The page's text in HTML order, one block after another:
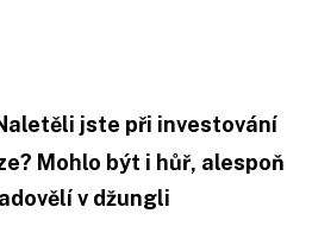
jste při investování
Mohlo být i hůř, alespoň
v džungli